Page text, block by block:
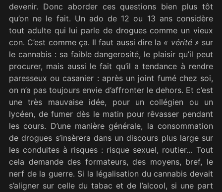
devenir. Donc aborder ces questions bien plus tôt
qu’on ne le fait. Un ado de 12 ou 13 ans considère
tout adulte qui lui parle de drogues comme un vieux
con. C’est comme ça. Il faut aussi dire la « vérité » sur
le cannabis : sa faible dangerosité, le plaisir qu’il peut
procurer, mais aussi le fait qu’il a tendance à rendre
paresseux ou casanier : après un joint fumé chez soi,
on n’a pas toujours envie d’affronter le dehors. Et c’est
une très mauvaise idée, pour un collégien ou un
lycéen, de fumer dès le matin pour rêvasser pendant
les cours. D’une manière générale, la consommation
de drogues s’insèrera dans un discours plus large sur
les conduites à risques : risque sexuel, routier… Tout
cela demande des formateurs, des moyens, bref, le
nerf de la guerre. Si la légalisation du cannabis devait
s’aligner sur celle du tabac et de l’alcool, si une part